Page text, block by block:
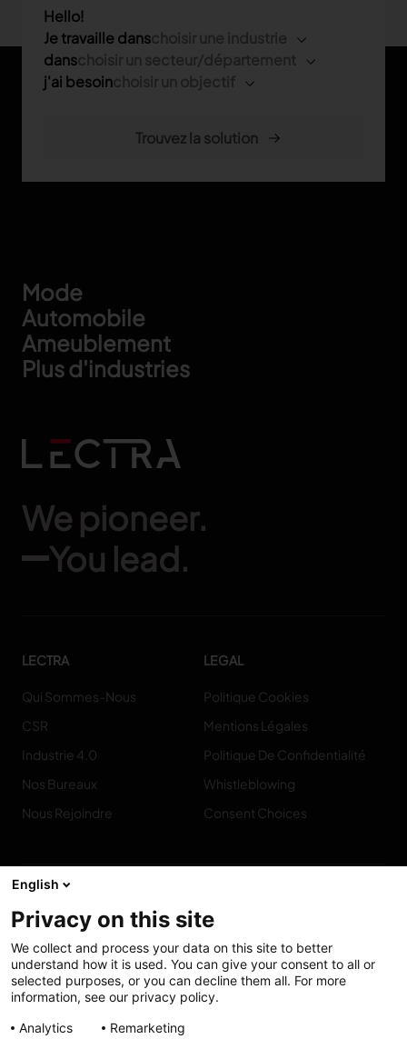
Footer
Mode
Automobile
Ameublement
Plus d'industries
We pioneer.
You lead.
LECTRA
Qui Sommes-Nous
CSR
Industrie 4.0
Nos Bureaux
Nous Rejoindre
LEGAL
Politique Cookies
Mentions Légales
Politique De Confidentialité
Whistleblowing
Consent Choices
Contact
My solutions
Hello!
Je travaille dans
dans
j'ai besoin
English
Privacy on this site
We collect and process your data on this site to better
understand how it is used. You can give your consent to all or
selected purposes, or you can decline them all. For more
information, see our privacy policy.
Analytics
Remarketing